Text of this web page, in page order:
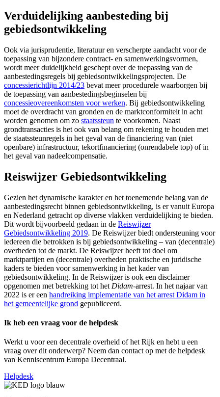
Verduidelijking aanbesteding bij
gebiedsontwikkeling
Ook via jurisprudentie, literatuur en verscherpte aandacht voor de
toepassing van bijzondere contract- en samenwerkingsvormen,
wordt meer duidelijkheid geschept over de toepassing van de
aanbestedingsregels bij gebiedsontwikkelingsprojecten. De
concessierichtlijn 2014/23 bevat meer procedurele waarborgen bij
de toepassing van aanbestedingsbeginselen bij
concessieovereenkomsten voor werken. Bij gebiedsontwikkeling
moet de overdracht van gronden en de marktconformiteit in acht
worden genomen om zo staatssteun te voorkomen. Naast
grondtransacties is het ook van belang om rekening te houden met
de staatssteunregels in het geval van de financiering van (niet
openbare) infrastructuur, tekortfinanciering (onrendabele top) of in
het geval van nadeelcompensatie.
Reiswijzer Gebiedsontwikkeling
Gezien het dynamische karakter en het toenemende belang van de
aanbestedingsrecht binnen gebiedsontwikkeling, is er vanuit Europa
en Nederland getracht op diverse vlakken verduidelijking te bieden.
Dit wordt bijvoorbeeld gedaan in de Reiswijzer
Gebiedsontwikkeling 2019. De Reiswijzer biedt ondersteuning voor
iedereen die betrokken is bij gebiedsontwikkeling – van (decentrale)
overheden tot de markt. De Reiswijzer heeft tot doel om
marktpartijen en (decentrale) overheden praktische en juridische
kaders te bieden voor samenwerking in het kader van
gebiedsontwikkeling. In de Reiswijzer is ook een disclaimer
opgenomen met betrekking tot het Didam-arrest. In het najaar van
2022 is er een handreiking implementatie van het arrest Didam in
het gemeentelijke grond gepubliceerd.
Ik heb een vraag voor de helpdesk
Werkt u voor een decentrale overheid of het Rijk en hebt u een
vraag over dit onderwerp? Neem dan contact op met de helpdesk
van Kenniscentrum Europa Decentraal.
Helpdesk